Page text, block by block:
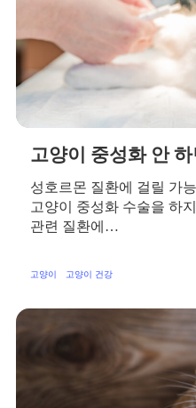
고양이 고양이 건강
고양이 중성화 안
성호르몬 질환에 걸릴 가
고양이 중성화 수술을 하
관련 질환에…